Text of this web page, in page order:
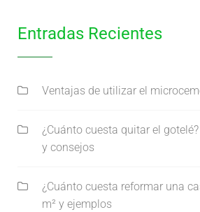
Entradas Recientes
Ventajas de utilizar el
¿Cuánto cuesta quitar el
y consejos
¿Cuánto cuesta reformar una
m² y ejemplos